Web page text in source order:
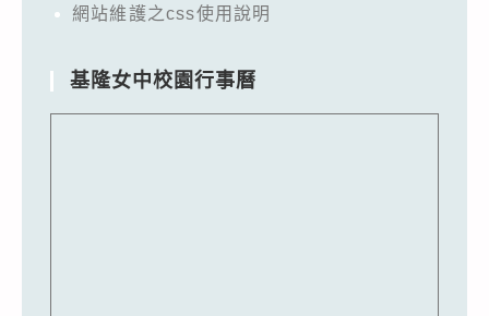
網站維護之css使用說明
基隆女中校園行事曆